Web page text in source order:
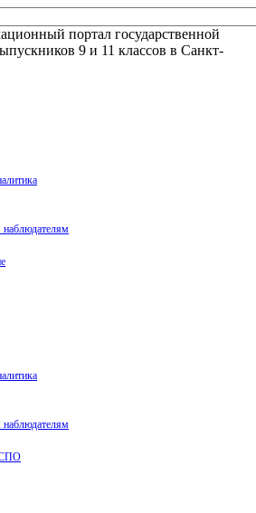
портал государственной
9 и 11 классов в Санкт-